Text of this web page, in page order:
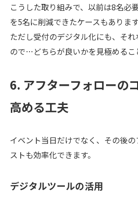
こうした取り組みで、以前は8名必
を5名に削減できたケースもあります
ただし受付のデジタル化にも、そ
ので…どちらが良いかを見極めるこ
6. アフターフォローの
高める工夫
イベント当日だけでなく、その後
ストも効率化できます。
デジタルツールの活用